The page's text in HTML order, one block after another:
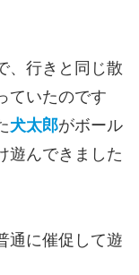
、行きと同じ散
ていたのです
犬太郎がボール
遊んできました
通に催促して遊